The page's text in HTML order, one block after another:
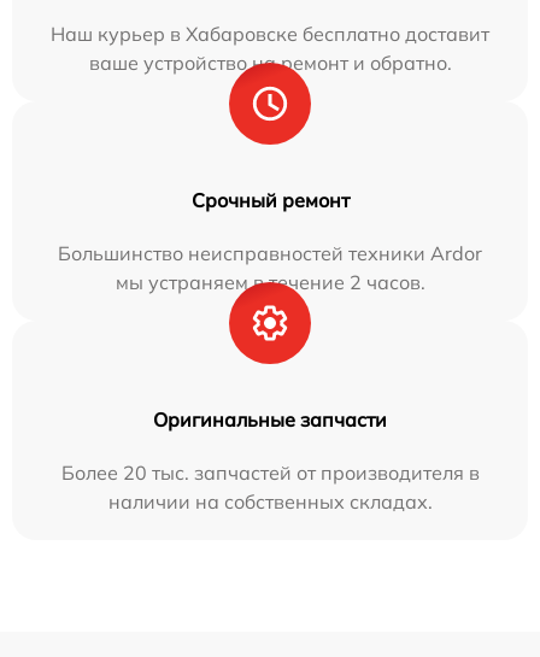
Наш курьер в Хабаровске бесплатно доставит
ваше устройство на ремонт и обратно.
Срочный ремонт
Большинство неисправностей техники Ardor
мы устраняем в течение 2 часов.
Оригинальные запчасти
Более 20 тыс. запчастей от производителя в
наличии на собственных складах.